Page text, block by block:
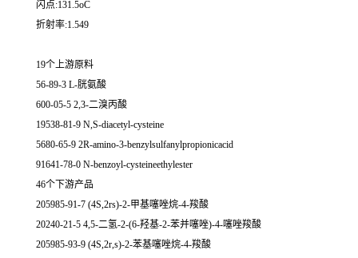
闪点:131.5oC
折射率:1.549
19个上游原料
56-89-3 L-胱氨酸
600-05-5 2,3-二溴丙酸
19538-81-9 N,S-diacetyl-cysteine
5680-65-9 2R-amino-3-benzylsulfanylpropionicacid
91641-78-0 N-benzoyl-cysteineethylester
46个下游产品
205985-91-7 (4S,2rs)-2-甲基噻唑烷-4-羧酸
20240-21-5 4,5-二氢-2-(6-羟基-2-苯并噻唑)-4-噻唑羧酸
205985-93-9 (4S,2r,s)-2-苯基噻唑烷-4-羧酸